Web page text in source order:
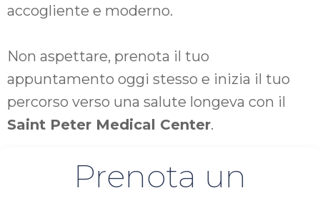
accogliente e moderno.
Non aspettare, prenota il tuo
appuntamento oggi stesso e inizia il tuo
percorso verso una salute longeva con il
Saint Peter Medical Center.
Prenota un